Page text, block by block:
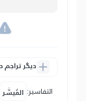
دیگر تراجم
التفاسير: المُيسَّر